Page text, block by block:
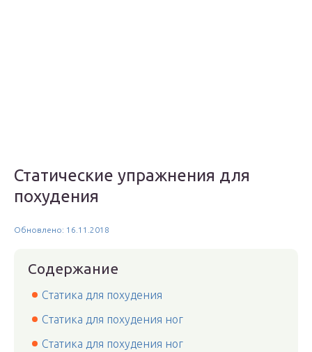
Статические упражнения для
похудения
Обновлено: 16.11.2018
Содержание
Статика для похудения
Статика для похудения ног
Статика для похудения ног